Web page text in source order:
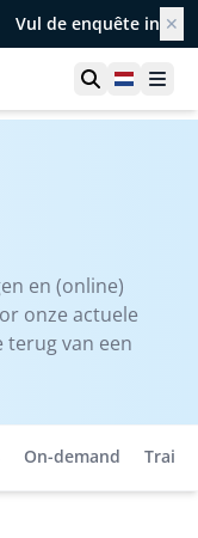
Vul de enquête in ✕
Toon zoek
en (online)
onze actuele
terug van een
On-demand